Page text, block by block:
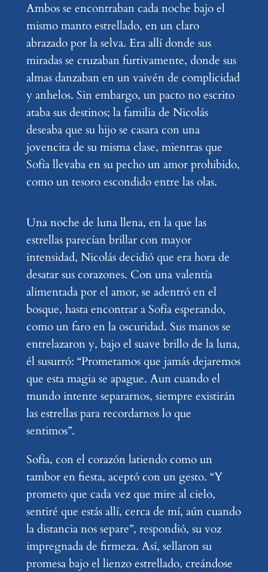
Ambos se encontraban cada noche bajo el
mismo manto estrellado, en un claro
abrazado por la selva. Era allí donde sus
miradas se cruzaban furtivamente, donde sus
almas danzaban en un vaivén de complicidad
y anhelos. Sin embargo, un pacto no escrito
ataba sus destinos; la familia de Nicolás
deseaba que su hijo se casara con una
jovencita de su misma clase, mientras que
Sofía llevaba en su pecho un amor prohibido,
como un tesoro escondido entre las olas.
Una noche de luna llena, en la que las
estrellas parecían brillar con mayor
intensidad, Nicolás decidió que era hora de
desatar sus corazones. Con una valentía
alimentada por el amor, se adentró en el
bosque, hasta encontrar a Sofía esperando,
como un faro en la oscuridad. Sus manos se
entrelazaron y, bajo el suave brillo de la luna,
él susurró: “Prometamos que jamás dejaremos
que esta magia se apague. Aun cuando el
mundo intente separarnos, siempre existirán
las estrellas para recordarnos lo que
sentimos”.
Sofía, con el corazón latiendo como un
tambor en fiesta, aceptó con un gesto. “Y
prometo que cada vez que mire al cielo,
sentiré que estás allí, cerca de mí, aún cuando
la distancia nos separe”, respondió, su voz
impregnada de firmeza. Así, sellaron su
promesa bajo el lienzo estrellado, creándose